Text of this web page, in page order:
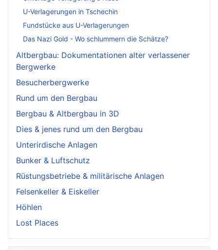
U-Verlagerungen in Tschechin
Fundstücke aus U-Verlagerungen
Das Nazi Gold - Wo schlummern die Schätze?
Altbergbau: Dokumentationen alter verlassener
Bergwerke
Besucherbergwerke
Rund um den Bergbau
Bergbau & Altbergbau in 3D
Dies & jenes rund um den Bergbau
Unterirdische Anlagen
Bunker & Luftschutz
Rüstungsbetriebe & militärische Anlagen
Felsenkeller & Eiskeller
Höhlen
Lost Places